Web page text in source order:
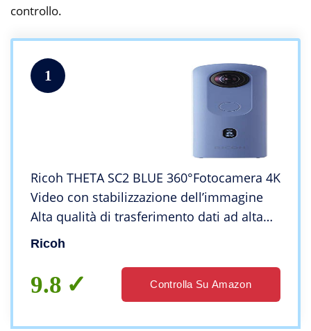
controllo.
1
Ricoh THETA SC2 BLUE 360°Fotocamera 4K
Video con stabilizzazione dell’immagine
Alta qualità di trasferimento dati ad alta
velocità Bella visione notturna ripresa con
Ricoh
9.8 Controlla Su Amazon